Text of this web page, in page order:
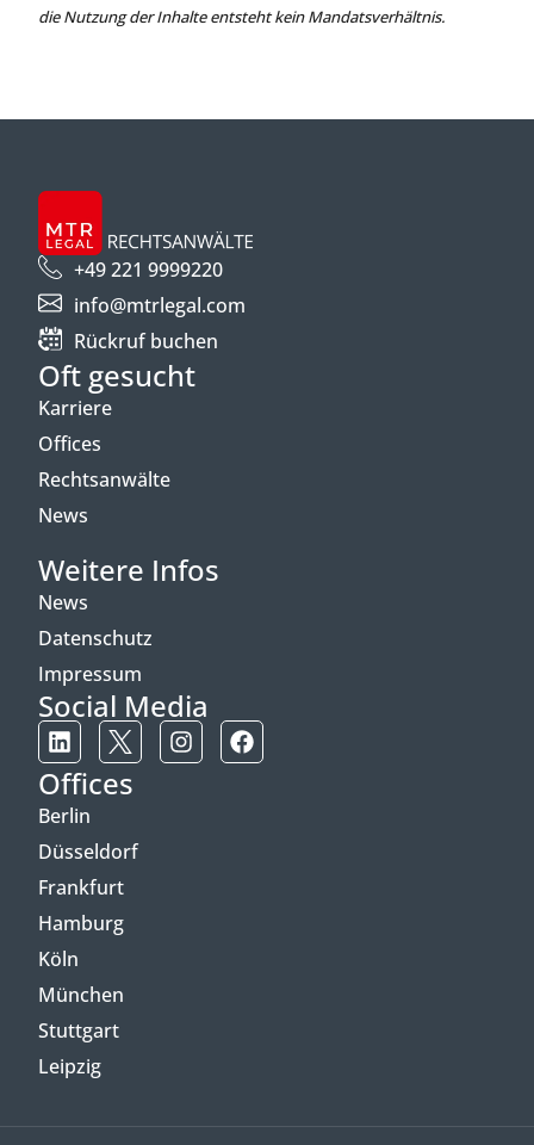
die Nutzung der Inhalte entsteht kein Mandatsverhältnis.
+49 221 9999220
info@mtrlegal.com
Rückruf buchen
Oft gesucht
Karriere
Offices
Rechtsanwälte
News
Weitere Infos
News
Datenschutz
Impressum
Social Media
Offices
Berlin
Düsseldorf
Frankfurt
Hamburg
Köln
München
Stuttgart
Leipzig